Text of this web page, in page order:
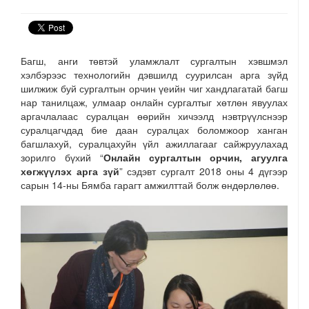
Багш, анги төвтэй уламжлалт сургалтын хэвшмэл
хэлбэрээс технологийн дэвшилд суурилсан арга зүйд
шилжиж буй сургалтын орчин үеийн чиг хандлагатай багш
нар танилцаж, улмаар онлайн сургалтыг хөтлөн явуулах
аргачлалаас суралцан өөрийн хичээлд нэвтрүүлснээр
суралцагчдад бие даан суралцах боломжоор ханган
багшлахуй, суралцахуйн үйл ажиллагааг сайжруулахад
зорилго бүхий “Онлайн сургалтын орчин, агуулга
хөгжүүлэх арга зүй” сэдэвт сургалт 2018 оны 4 дүгээр
сарын 14-ны Бямба гарагт амжилттай болж өндөрлөлөө.